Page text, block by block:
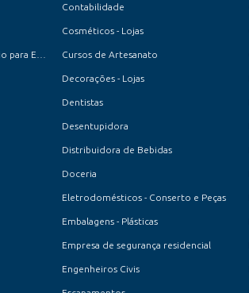
Contabilidade
Cosméticos - Lojas
Cursos de Artesanato
Decorações - Lojas
Dentistas
Desentupidora
Distribuidora de Bebidas
Doceria
Eletrodomésticos - Conserto e Peças
Embalagens - Plásticas
Empresa de segurança residencial
Engenheiros Civis